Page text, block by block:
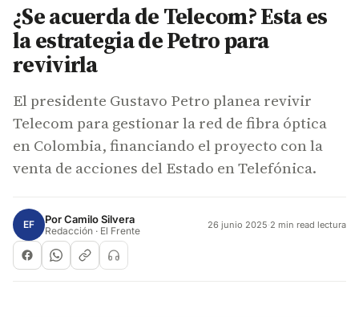
¿Se acuerda de Telecom? Esta es
la estrategia de Petro para
revivirla
El presidente Gustavo Petro planea revivir
Telecom para gestionar la red de fibra óptica
en Colombia, financiando el proyecto con la
venta de acciones del Estado en Telefónica.
EF PorCamilo Silvera
Redacción · El Frente 26 junio 2025·2 min read lectura